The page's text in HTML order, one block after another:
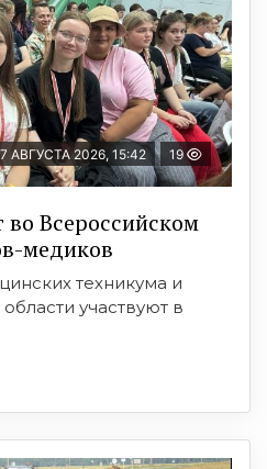
7 АВГУСТА 2026, 15:42 19
Всероссийском
медиков
техникума и
участвуют в